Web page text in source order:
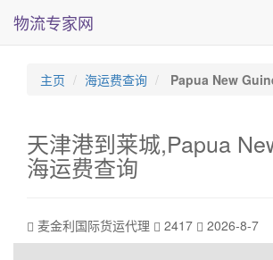
物流专家网
主页 海运费查询 Papua New
天津港到莱城,Papua
海运费查询
麦金利国际货运代理 2417 2026-8-7